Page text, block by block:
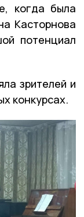
когда была
Касторнова
потенциал
зрителей и
конкурсах.